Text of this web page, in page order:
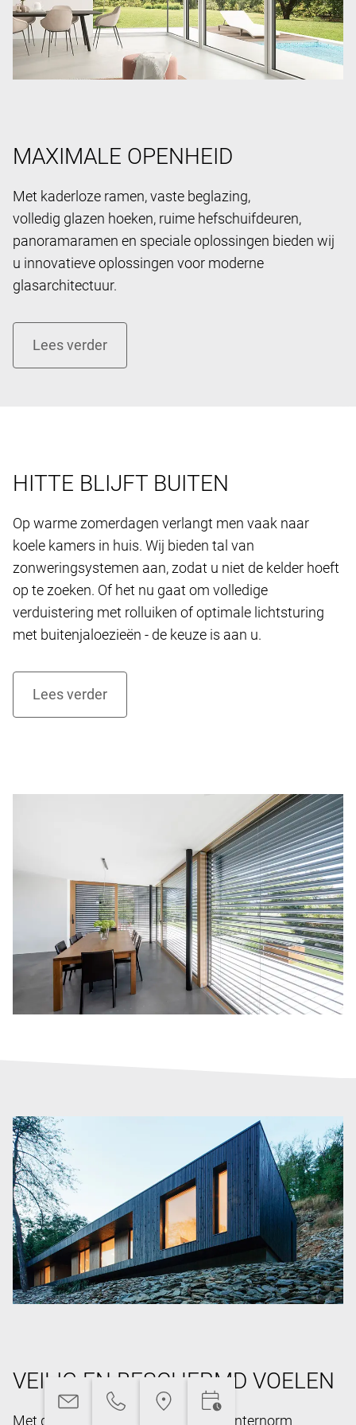
MAXIMALE OPENHEID
Met kaderloze ramen, vaste beglazing,
volledig glazen hoeken, ruime hefschuifdeuren,
panoramaramen en speciale oplossingen bieden wij
u innovatieve oplossingen voor moderne
glasarchitectuur.
HITTE BLIJFT BUITEN
Op warme zomerdagen verlangt men vaak naar
koele kamers in huis. Wij bieden tal van
zonweringsystemen aan, zodat u niet de kelder hoeft
op te zoeken. Of het nu gaat om volledige
verduistering met rolluiken of optimale lichtsturing
met buitenjaloezieën - de keuze is aan u.
VEILIG EN BESCHERMD VOELEN
Met de uitgekiende technieken van Internorm